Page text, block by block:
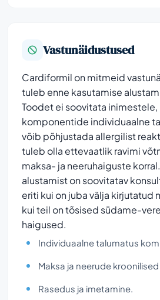
Vastunäidustused
Cardiformil on mitmeid
tuleb enne kasutamise
Toodet ei soovitata inimestele,
komponentide individuaalne
võib põhjustada allergilist
tuleb olla ettevaatlik ravimi
maksa- ja neeruhaiguste
alustamist on soovitatav
eriti kui on juba välja kirjutatud
kui teil on tõsised südame-
haigused.
Individuaalne talumatus
Maksa ja neerude kroonilised
Rasedus ja imetamine.